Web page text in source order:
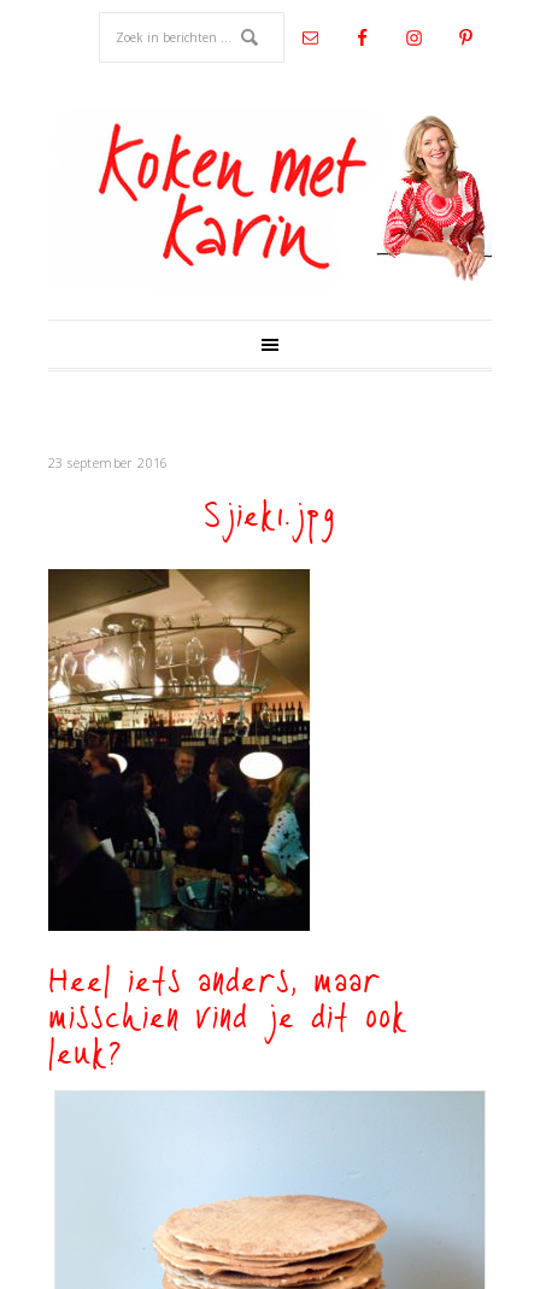
23 september 2016
Sjiek1.jpg
Heel iets anders, maar
misschien vind je dit ook
leuk?